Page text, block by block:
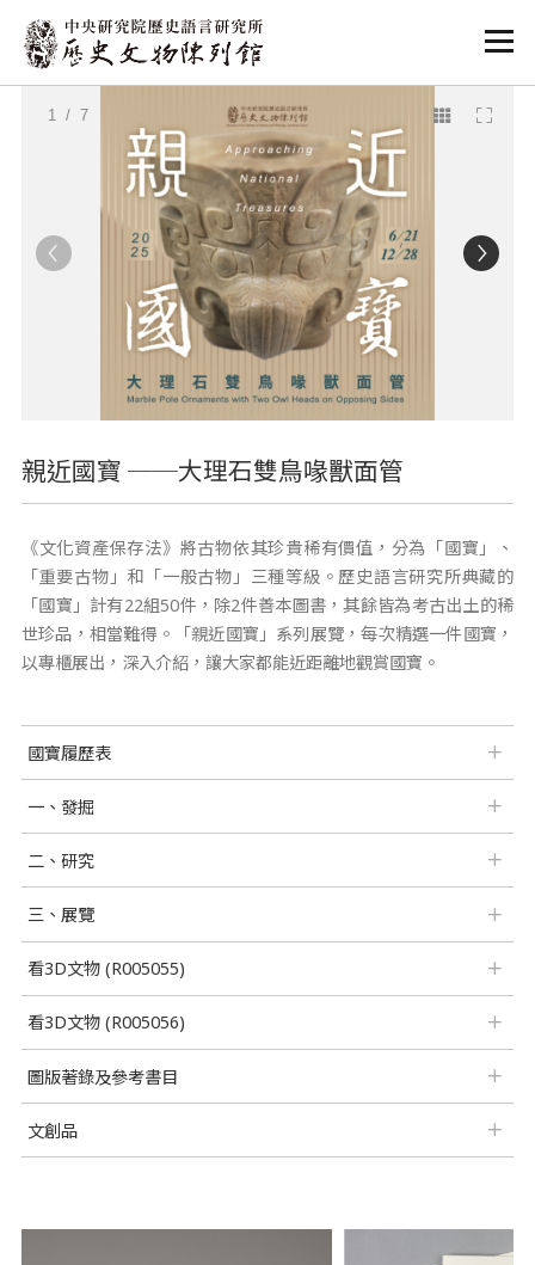
:::
:::
1/ 7
親近國寶 ──大理石雙鳥喙獸面管
《文化資產保存法》將古物依其珍貴稀有價值，分為「國寶」、
「重要古物」和「一般古物」三種等級。歷史語言研究所典藏的
「國寶」計有22組50件，除2件善本圖書，其餘皆為考古出土的稀
世珍品，相當難得。「親近國寶」系列展覽，每次精選一件國寶，
以專櫃展出，深入介紹，讓大家都能近距離地觀賞國寶。
國寶履歷表
一、發掘
二、研究
三、展覽
看3D文物 (R005055)
看3D文物 (R005056)
圖版著錄及參考書目
文創品